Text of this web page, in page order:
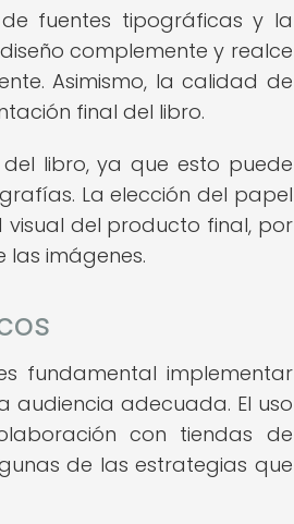
fuentes tipográficas y la
complemente y realce
Asimismo, la calidad de
final del libro.
libro, ya que esto puede
La elección del papel
del producto final, por
las imágenes.
fundamental implementar
adecuada. El uso
con tiendas de
de las estrategias que